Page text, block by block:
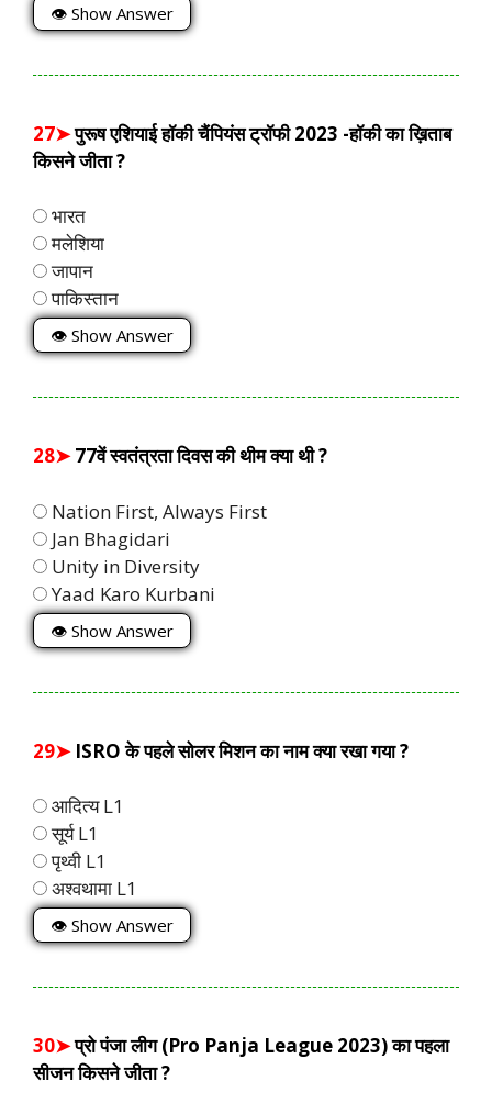
👁 Show Answer
27➤पुरूष एशियाई हॉकी चैंपियंस ट्रॉफी 2023 -हॉकी का ख़िताब
किसने जीता ?
भारत
मलेशिया
जापान
पाकिस्तान
👁 Show Answer
28➤77वें स्वतंत्रता दिवस की थीम क्या थी ?
Nation First, Always First
Jan Bhagidari
Unity in Diversity
Yaad Karo Kurbani
👁 Show Answer
29➤ ISRO के पहले सोलर मिशन का नाम क्या रखा गया ?
आदित्य L1
सूर्य L1
पृथ्वी L1
अश्वथामा L1
👁 Show Answer
30➤प्रो पंजा लीग (Pro Panja League 2023) का पहला
सीजन किसने जीता ?